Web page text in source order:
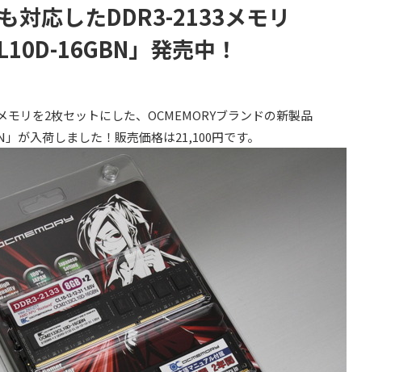
対応したDDR3-2133メモリ
16GBN」発売中！
リを2枚セットにした、OCMEMORYブランドの新製品
」が入荷しました！販売価格は21,100円です。